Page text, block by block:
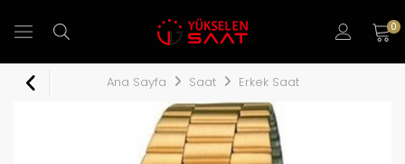
0
Ana Sayfa Saat Erkek Saat